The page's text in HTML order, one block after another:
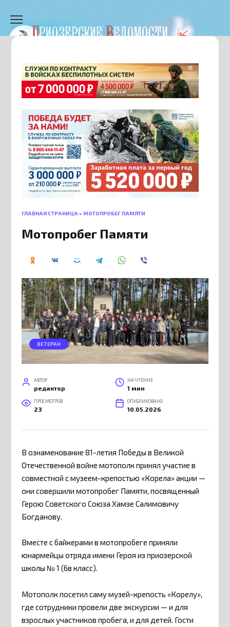
содержанию
ГЛАВНАЯ СТРАНИЦА » МОТОПРОБЕГ ПАМЯТИ
Мотопробег Памяти
ВЕТЕРАН
АВТОР
редактор
НА ЧТЕНИЕ
1 мин
ПРОСМОТРОВ
23
ОПУБЛИКОВАНО
10.05.2026
В ознаменование 81-летия Победы в Великой
Отечественной войне мотополк принял участие в
совместной с музеем-крепостью «Корела» акции —
они совершили мотопробег Памяти, посвященный
Герою Советского Союза Хамзе Салимовичу
Богданову.
Вместе с байкерами в мотопробеге приняли
юнармейцы отряда имени Героя из приозерской
школы № 1 (6в класс).
Мотополк посетил саму музей-крепость «Корелу»,
где сотрудники провели две экскурсии — и для
взрослых участников пробега, и для детей. Гости